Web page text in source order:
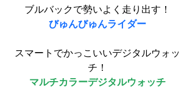
ブルバックで勢いよく走り出す！
びゅんびゅんライダー
スマートでかっこいいデジタルウォッ
チ！
マルチカラーデジタルウォッチ